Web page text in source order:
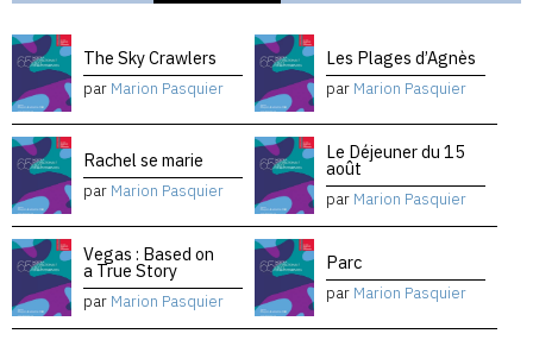
The Sky Crawlers
par Marion Pasquier
Les Plages d’Agnès
par Marion Pasquier
Rachel se marie
par Marion Pasquier
Le Déjeuner du 15
août
par Marion Pasquier
Vegas : Based on
a True Story
par Marion Pasquier
Parc
par Marion Pasquier